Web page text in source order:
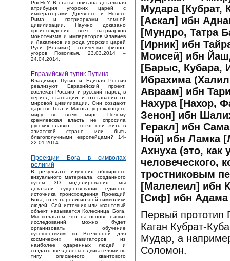
РосНоУ. В статье описана детальная
атрибуция угорских царей с
императорами Древнего и Нового
Рима и патриархами земной
цивилизации. Научно доказано
происхождения всех патриархов
монотеизма и императоров Флавиев
и Лакапинов из рода угорских царей
Руси (Великих), этнических финно-
угоров Поволжья. 23.03.2014 –
24.04.2014.
Евразийский тупик Путина
Владимир Путин и Единая Россия
реализуют Евразийский проект,
вовлекая Россию и русский народ в
период стагнации и отставания от
мировой цивилизации. Они создают
царство Гога и Магога, угрожающего
миру во всем мире. Почему
кремлевская власть не спросила
русских славян – хотят они жить в
азиатской стране или быть
благополучными европейцами? 14-
22.01.2014.
Проекции Бога в символах
религий
В результате изучения обширного
визуального материала, созданного
путем 3D моделирования, мы
доказали существование единого
источника происхождения Проекций
Бога, то есть религиозной символики
людей. Сей источник или квантовый
объект называется Колесница Бога.
Мы полагаем, что на основе наших
исследований, можно будет
организовать обучение
путешествиям по Вселенной для
космических навигаторов из
наиболее одаренных людей и
создать звездолеты с двигателями по
типу описанного квантового
Мудара [Кубрат,
[Аскал] ибн
[Мундро, Татра
[Ирник] ибн
Моисей] ибн
[Барыс, Кубара,
Ибрахима
Авраам] ибн
Нахура [Нахор,
Зенон] ибн
Геракл] ибн
Ной] ибн Ламка
Ахнуха (это,
человеческого,
тростниковым
[Малелеил] ибн
[Сиф] ибн Адама
Первый прототип
Каган Кубрат-
Мудар, а
Соломон.